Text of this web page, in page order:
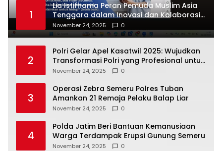
1
Lia Istifhama Peran Pemuda Muslim Asia
Tenggara dalam Inovasi dan Kolaborasi
Internasional
November 24, 2025 0
2
Polri Gelar Apel Kasatwil 2025: Wujudkan
Transformasi Polri yang Profesional untuk
Masyarakat
November 24, 2025 0
3
Operasi Zebra Semeru Polres Tuban
Amankan 21 Remaja Pelaku Balap Liar
November 24, 2025 0
4
Polda Jatim Beri Bantuan Kemanusiaan
Warga Terdampak Erupsi Gunung Semeru
November 24, 2025 0